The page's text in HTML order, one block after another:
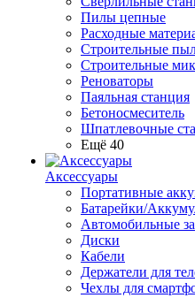
Пилы цепные
Расходные
Строительные
Строительные
Реноваторы
Паяльная станция
Бетоносмеситель
Шпатлевочные
Ещё 40
Аксессуары
Портативные
Батарейки/
Автомобильные
Диски
Кабели
Держатели для
Чехлы для